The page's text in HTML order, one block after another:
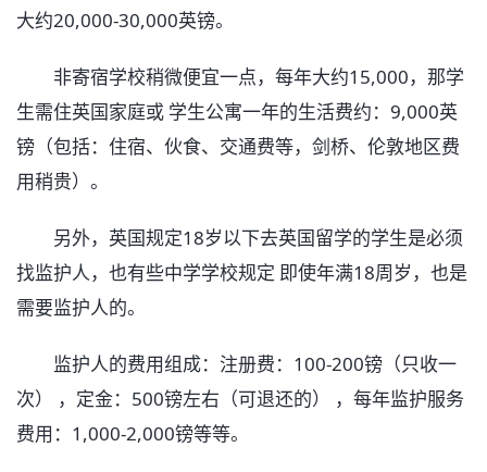
大约20,000-30,000英镑。
非寄宿学校稍微便宜一点，每年大约15,000，那学
生需住英国家庭或 学生公寓一年的生活费约：9,000英
镑（包括：住宿、伙食、交通费等，剑桥、伦敦地区费
用稍贵）。
另外，英国规定18岁以下去英国留学的学生是必须
找监护人，也有些中学学校规定 即使年满18周岁，也是
需要监护人的。
监护人的费用组成：注册费：100-200镑（只收一
次） ，定金：500镑左右（可退还的） ，每年监护服务
费用：1,000-2,000镑等等。